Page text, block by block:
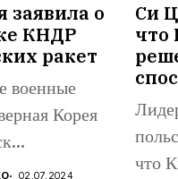
о
КНДР
ракет
военные
Корея
ракеты в
02.07.2024
Си
что
что